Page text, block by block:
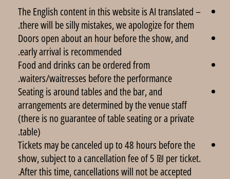
The English content in this website is AI translated –
there will be silly mistakes, we apologize for them.
Doors open about an hour before the show, and
early arrival is recommended.
Food and drinks can be ordered from
waiters/waitresses before the performance.
Seating is around tables and the bar, and
arrangements are determined by the venue staff
(there is no guarantee of table seating or a private
table).
Tickets may be canceled up to 48 hours before the
show, subject to a cancellation fee of 5 ₪ per ticket.
After this time, cancellations will not be accepted.